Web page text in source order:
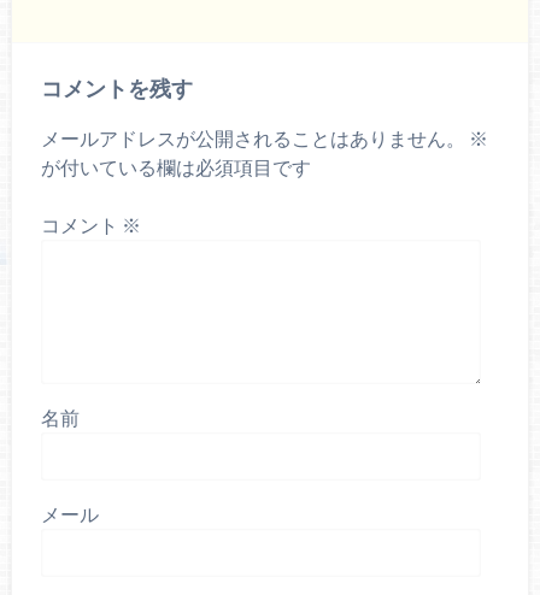
コメントを残す
メールアドレスが公開されることはありません。
※
が付いている欄は必須項目です
コメント ※
名前
メール